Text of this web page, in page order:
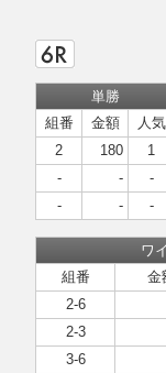
単勝
組番
金額
人気
2
180
1
-
-
-
-
- -
ワ
組番
金
2-6
2-3
3-6